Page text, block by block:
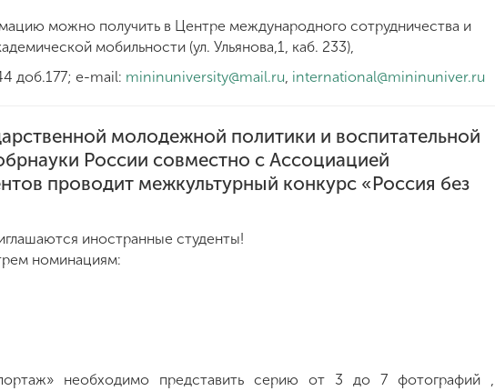
можно получить в Центре международного сотрудничества и
мобильности (ул. Ульянова,1, каб. 233),
доб.177; e-mail: mininuniversity@mail.ru, international@mininuniver.ru
молодежной политики и воспитательной
России совместно с Ассоциацией
проводит межкультурный конкурс «Россия без
иностранные студенты!
номинациям:
необходимо представить серию от 3 до 7 фотографий